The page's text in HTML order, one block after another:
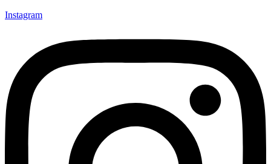
Instagram